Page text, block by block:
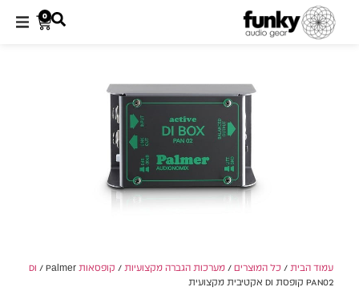
0
עמוד הבית / כל המוצרים /מערכות הגברה מקצועיות / קופסאות DI/ Palmer
PAN02 קופסת DI אקטיבית מקצועית